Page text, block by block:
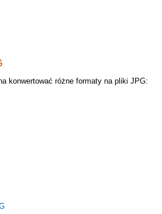
konwertować różne formaty na pliki JPG: